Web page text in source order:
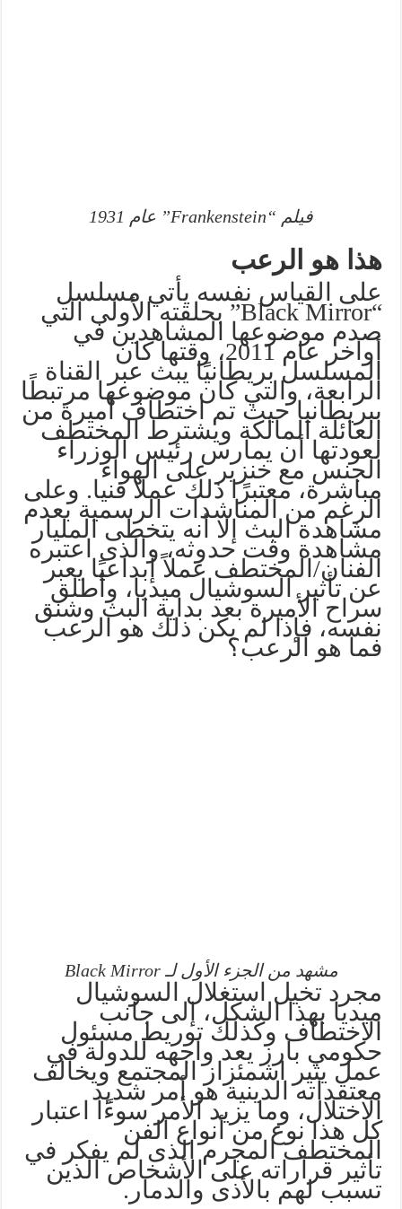
فيلم “Frankenstein” عام 1931
هذا هو الرعب
على القياس نفسه يأتي مسلسل
“Black Mirror” بحلقته الأولى التي
صدم موضوعها المشاهدين في
أواخر عام 2011، وقتها كان
المسلسل بريطانيًا يبث عبر القناة
الرابعة، والتي كان موضوعها مرتبطًا
ببريطانيا حيث تم اختطاف أميرة من
العائلة المالكة ويشترط المختطف
لعودتها أن يمارس رئيس الوزراء
الجنس مع خنزير على الهواء
مباشرة، معتبرًا ذلك عملا فنيا. وعلى
الرغم من المناشدات الرسمية بعدم
مشاهدة البث إلا أنه يتخطى المليار
مشاهدة وقت حدوثه، والذى اعتبره
الفنان/المختطف عملاً إبداعيًا يعبر
عن تأثير السوشيال ميديا، وأطلق
سراح الأميرة بعد بداية البث وشنق
نفسه، فإذا لم يكن ذلك هو الرعب
فما هو الرعب؟
مشهد من الجزء الأول لـ Black Mirror
مجرد تخيل استغلال السوشيال
ميديا بهذا الشكل، إلى جانب
الاختطاف وكذلك توريط مسئول
حكومي بارز يعد واجهه للدولة في
عمل يثير اشمئزاز المجتمع ويخالف
معتقداته الدينية هو أمر شديد
الاختلال، وما يزيد الأمر سوءًا اعتبار
كل هذا نوع من أنواع الفن
المختطف المجرم الذى لم يفكر في
تأثير قراراته على الأشخاص الذين
تسبب لهم بالأذى والدمار.